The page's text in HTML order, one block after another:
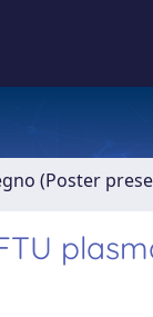
(Poster